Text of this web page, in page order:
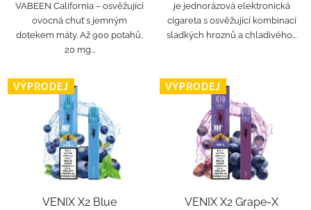
VABEEN California – osvěžující
ovocná chuť s jemným
dotekem máty. Až 900 potahů,
20 mg...
je jednorázová elektronická
cigareta s osvěžující kombinací
sladkých hroznů a chladivého...
VÝPRODEJ
VENIX X2 Blue
VÝPRODEJ
VENIX X2 Grape-X